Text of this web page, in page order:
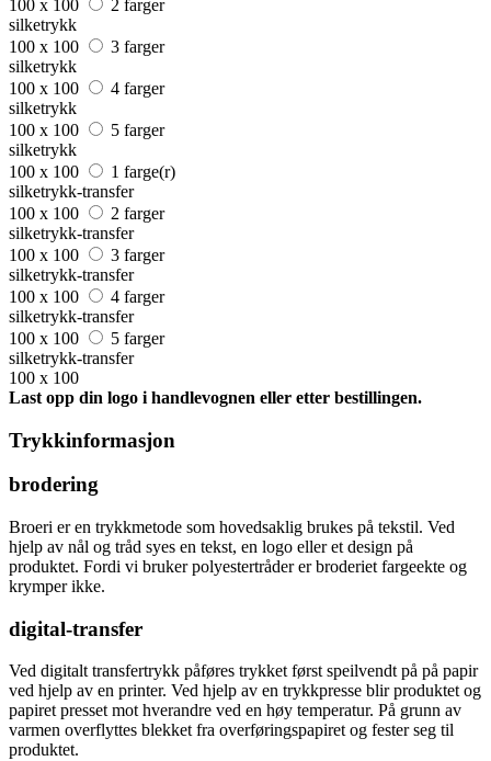
100 x 100
2 farger
silketrykk
100 x 100
3 farger
silketrykk
100 x 100
4 farger
silketrykk
100 x 100
5 farger
silketrykk
100 x 100
1 farge(r)
silketrykk-transfer
100 x 100
2 farger
silketrykk-transfer
100 x 100
3 farger
silketrykk-transfer
100 x 100
4 farger
silketrykk-transfer
100 x 100
5 farger
silketrykk-transfer
100 x 100
Last opp din logo i handlevognen eller etter bestillingen.
Trykkinformasjon
brodering
Broeri er en trykkmetode som hovedsaklig brukes på tekstil. Ved
hjelp av nål og tråd syes en tekst, en logo eller et design på
produktet. Fordi vi bruker polyestertråder er broderiet fargeekte og
krymper ikke.
digital-transfer
Ved digitalt transfertrykk påføres trykket først speilvendt på på papir
ved hjelp av en printer. Ved hjelp av en trykkpresse blir produktet og
papiret presset mot hverandre ved en høy temperatur. På grunn av
varmen overflyttes blekket fra overføringspapiret og fester seg til
produktet.